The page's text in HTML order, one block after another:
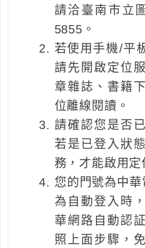
請洽臺南市立
5855。
若使用手機/平
請先開啟定位
章雜誌、書籍
位離線閱讀。
請確認您是否
若是已登入狀
務，才能啟用定
您的門號為中
為自動登入時
華網路自動認
照上面步驟，